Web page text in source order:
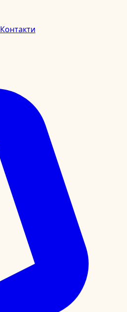
Контакти